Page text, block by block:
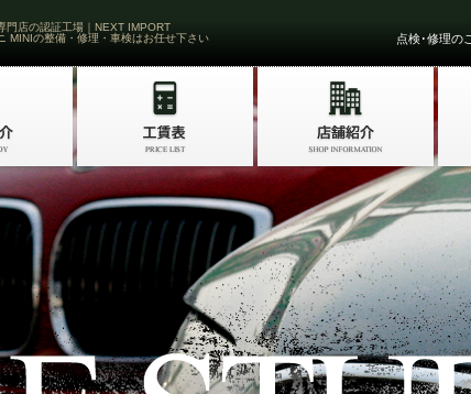
門店の認証工場｜NEXT IMPORT
MINIの整備・修理・車検はお任せ下さい
点検･修理の